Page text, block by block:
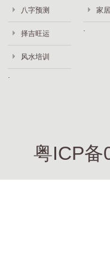
八字预测
择吉旺运
风水培训
家
粤ICP备